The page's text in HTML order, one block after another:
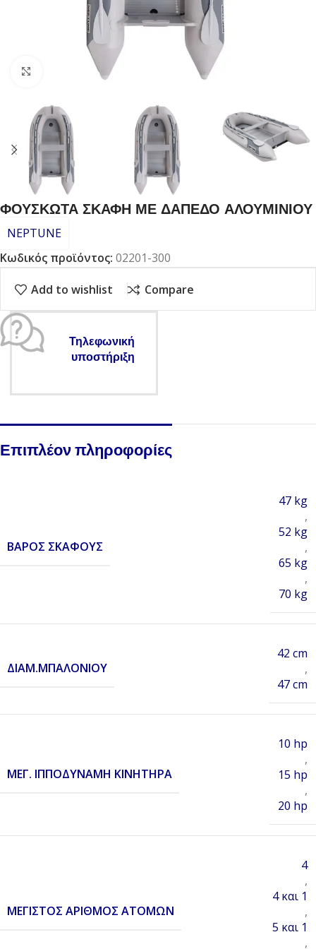
Click to enlarge
ΦΟΥΣΚΩΤΑ ΣΚΑΦΗ ΜΕ ΔΑΠΕΔΟ ΑΛΟΥΜΙΝΙΟΥ
NEPTUNE
Κωδικός προϊόντος: 02201-300
Add to wishlist Compare
Τηλεφωνική
υποστήριξη
Επιπλέον πληροφορίες
BΆΡΟΣ ΣΚΆΦΟΥΣ
47 kg
,
52 kg
,
65 kg
,
70 kg
ΔΙΑΜ.ΜΠΑΛΟΝΙΟΎ
42 cm
,
47 cm
ΜΈΓ. ΙΠΠΟΔΎΝΑΜΗ ΚΙΝΗΤΉΡΑ
10 hp
,
15 hp
,
20 hp
ΜΕΓΙΣΤΟΣ ΑΡΙΘΜΌΣ ΑΤΌΜΩΝ
4
,
4 και 1
,
5 και 1
,